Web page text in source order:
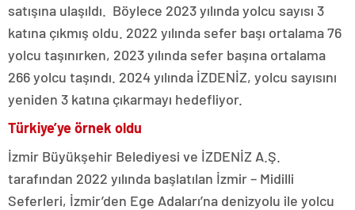
satışına ulaşıldı. Böylece 2023 yılında yolcu sayısı 3
katına çıkmış oldu. 2022 yılında sefer başı ortalama 76
yolcu taşınırken, 2023 yılında sefer başına ortalama
266 yolcu taşındı. 2024 yılında İZDENİZ, yolcu sayısını
yeniden 3 katına çıkarmayı hedefliyor.
Türkiye’ye örnek oldu
İzmir Büyükşehir Belediyesi ve İZDENİZ A.Ş.
tarafından 2022 yılında başlatılan İzmir – Midilli
Seferleri, İzmir’den Ege Adaları’na denizyolu ile yolcu